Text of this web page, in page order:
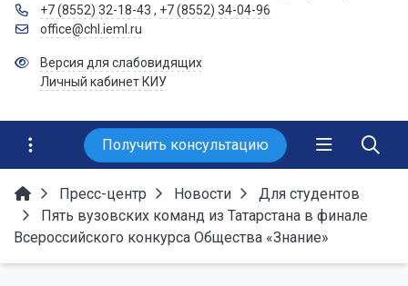
+7 (8552) 32-18-43 , +7 (8552) 34-04-96
office@chl.ieml.ru
Версия для слабовидящих
Личный кабинет КИУ
Получить консультацию
Пресс-центр Новости
Для студентов
Пять вузовских команд из Татарстана в финале
Всероссийского конкурса Общества «Знание»